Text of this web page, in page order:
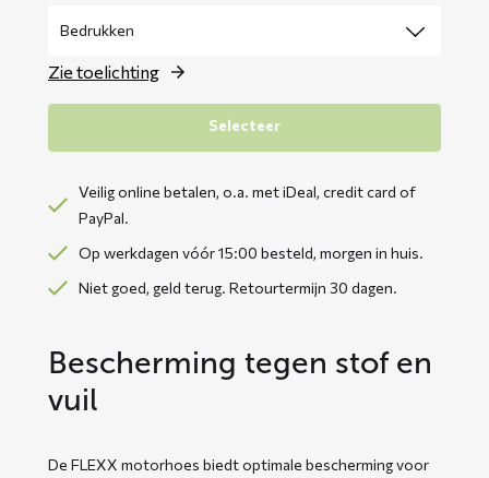
Zie toelichting
Selecteer
Veilig online betalen, o.a. met iDeal, credit card of
PayPal.
Op werkdagen vóór 15:00 besteld, morgen in huis.
Niet goed, geld terug. Retourtermijn 30 dagen.
Bescherming tegen stof en
vuil
De FLEXX motorhoes biedt optimale bescherming voor